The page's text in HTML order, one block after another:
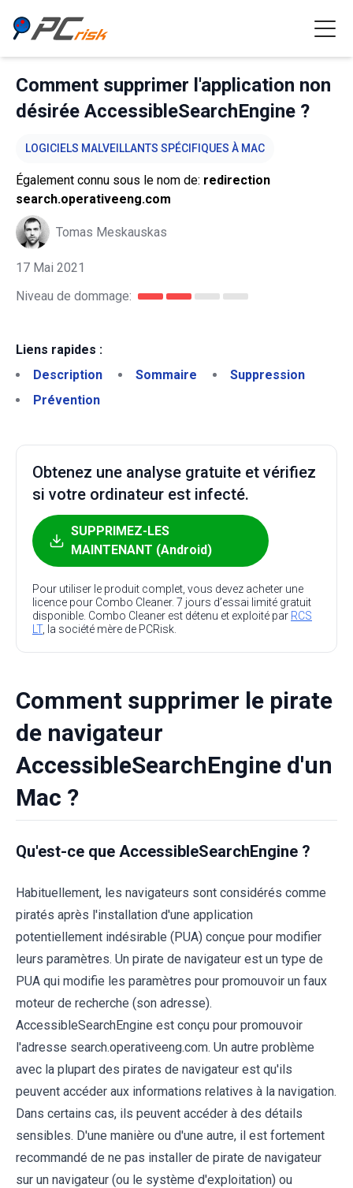
Comment supprimer l'application non
désirée AccessibleSearchEngine ?
LOGICIELS MALVEILLANTS SPÉCIFIQUES À MAC
Également connu sous le nom de: redirection
search.operativeeng.com
Tomas Meskauskas
17 Mai 2021
Niveau de dommage:
Liens rapides :
Description
Sommaire
Suppression
Prévention
Obtenez une analyse gratuite et vérifiez
si votre ordinateur est infecté.
SUPPRIMEZ-LES
MAINTENANT (Android)
Pour utiliser le produit complet, vous devez acheter une
licence pour Combo Cleaner. 7 jours d’essai limité gratuit
disponible. Combo Cleaner est détenu et exploité par RCS
LT, la société mère de PCRisk.
Comment supprimer le pirate
de navigateur
AccessibleSearchEngine d'un
Mac ?
Qu'est-ce que AccessibleSearchEngine ?
Habituellement, les navigateurs sont considérés comme
piratés après l'installation d'une application
potentiellement indésirable (PUA) conçue pour modifier
leurs paramètres. Un pirate de navigateur est un type de
PUA qui modifie les paramètres pour promouvoir un faux
moteur de recherche (son adresse).
AccessibleSearchEngine est conçu pour promouvoir
l'adresse search.operativeeng.com. Un autre problème
avec la plupart des pirates de navigateur est qu'ils
peuvent accéder aux informations relatives à la navigation.
Dans certains cas, ils peuvent accéder à des détails
sensibles. D'une manière ou d'une autre, il est fortement
recommandé de ne pas installer de pirate de navigateur
sur un navigateur (ou le système d'exploitation) ou